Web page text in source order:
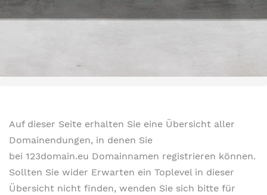
Auf dieser Seite erhalten Sie eine Übersicht aller
Domainendungen, in denen Sie
bei 123domain.eu Domainnamen registrieren können.
Sollten Sie wider Erwarten ein Toplevel in dieser
Übersicht nicht finden, wenden Sie sich bitte für